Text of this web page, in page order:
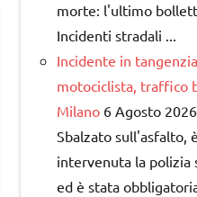
morte: l'ultimo
Incidenti stradali ...
Incidente in
motociclista, traffico
Milano 6 Agosto 2026
Sbalzato sull'asfalto,
intervenuta la polizia
ed è stata